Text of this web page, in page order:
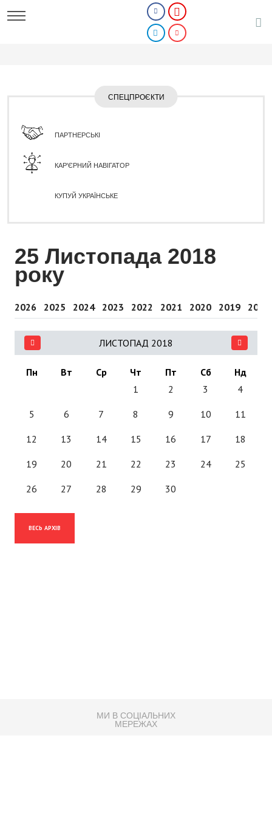
СПЕЦПРОЄКТИ
ПАРТНЕРСЬКІ
КАР'ЄРНИЙ НАВІГАТОР
КУПУЙ УКРАЇНСЬКЕ
25 Листопада 2018
року
2026 2025 2024 2023 2022 2021 2020 2019 2018
ЛИСТОПАД 2018
Пн Вт Ср Чт Пт Сб
Нд
1
2 3 4
5 6 7 8 9 10 11
12 13 14 15 16 17 18
19 20 21 22 23 24 25
26 27 28 29 30
ВЕСЬ АРХІВ
МИ В СОЦІАЛЬНИХ
МЕРЕЖАХ